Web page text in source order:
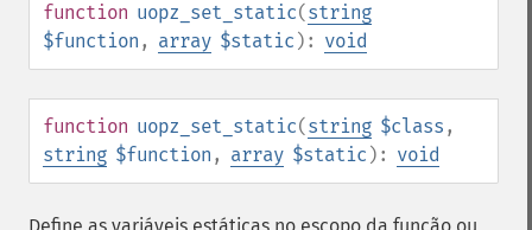
function uopz_set_static(string
$function , array $static ): void
function uopz_set_static(string $class ,
string $function , array $static ): void